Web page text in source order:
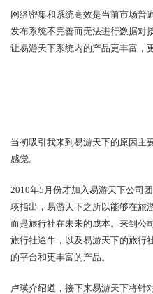
网络密集和系统高效是当前市场普
发布系统不完善而无法进行数据对
让易游天下系统内的产品更丰富，
当初吸引我来到易游天下的原因主
感觉。
2010年5月份才加入易游天下公司
瑛指出，易游天下之所以能够在旅
而是旅行社在未来的成本。来到公
旅行社途牛，以及易游天下的旅行
的平台和更丰富的产品。
卢瑛介绍道，接下来易游天下将针